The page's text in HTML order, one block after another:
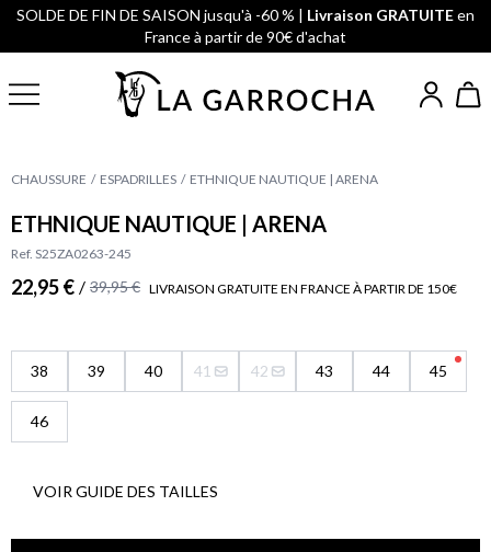
SOLDE DE FIN DE SAISON jusqu'à -60 % | Livraison GRATUITEen
France à partir de 90€ d'achat
CHAUSSURE ESPADRILLES ETHNIQUE NAUTIQUE | ARENA
ETHNIQUE NAUTIQUE | ARENA
Ref. S25ZA0263-245
22,95 € / 39,95 € LIVRAISON GRATUITE EN FRANCE À PARTIR DE 150€
38 39 40 41 42 43 44 45
46
VOIR GUIDE DES TAILLES